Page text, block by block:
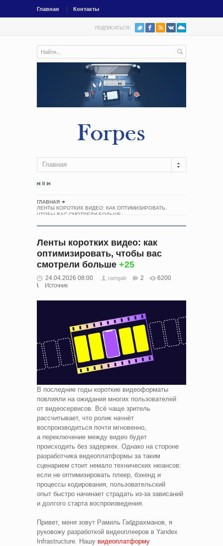
Главная Контакты
ПОДПИСАТЬСЯ:
Главная
ГЛАВНАЯ
ЛЕНТЫ КОРОТКИХ ВИДЕО: КАК ОПТИМИЗИРОВАТЬ,
ЧТОБЫ ВАС СМОТРЕЛИ БОЛЬШЕ
Ленты коротких видео: как
оптимизировать, чтобы вас
смотрели больше +25
24.04.2026 08:00 ramgab 2
6200
Источник
В последние годы короткие видеоформаты
повлияли на ожидания многих пользователей
от видеосервисов. Всё чаще зритель
рассчитывает, что ролик начнёт
воспроизводиться почти мгновенно,
а переключение между видео будет
происходить без задержек. Однако на стороне
разработчика видеоплатформы за таким
сценарием стоит немало технических нюансов:
если не оптимизировать плеер, бэкенд и
процессы кодирования, пользовательский
опыт быстро начинает страдать из‑за зависаний
и долгого старта воспроизведения.
Привет, меня зовут Рамиль Габдрахманов, я
руковожу разработкой видеоплееров в Yandex
Infrastructure. Нашу видеоплатформу